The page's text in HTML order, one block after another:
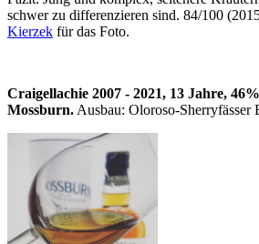
schwer zu differenzieren sind. 84/100
Kierzek für das Foto.
Craigellachie 2007 - 2021, 13 Jahre,
Mossburn. Ausbau: Oloroso-Sherryfässer